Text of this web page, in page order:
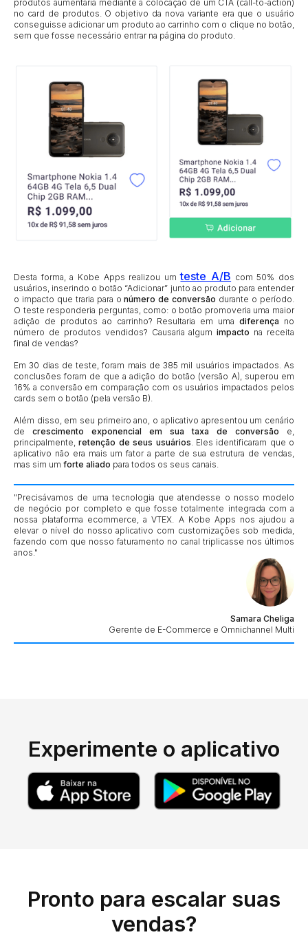
produtos aumentaria mediante a colocação de um CTA (call-to-action)
no card de produtos. O objetivo da nova variante era que o usuário
conseguisse adicionar um produto ao carrinho com o clique no botão,
sem que fosse necessário entrar na página do produto.
Desta forma, a Kobe Apps realizou umteste A/B com 50% dos
usuários, inserindo o botão “Adicionar” junto ao produto para entender
o impacto que traria para onúmero de conversão durante o período.
O teste responderia perguntas, como: o botão promoveria uma maior
adição de produtos ao carrinho? Resultaria em umadiferença no
número de produtos vendidos? Causaria algumimpacto na receita
final de vendas?
Em 30 dias de teste, foram mais de 385 mil usuários impactados. As
conclusões foram de que a adição do botão (versão A), superou em
16% a conversão em comparação com os usuários impactados pelos
cards sem o botão (pela versão B).
Além disso, em seu primeiro ano, o aplicativo apresentou um cenário
de crescimento exponencial em sua taxa de conversão e,
principalmente,retenção de seus usuários . Eles identificaram que o
aplicativo não era mais um fator a parte de sua estrutura de vendas,
mas sim um forte aliado para todos os seus canais.
"Precisávamos de uma tecnologia que atendesse o nosso modelo
de negócio por completo e que fosse totalmente integrada com a
nossa plataforma ecommerce, a VTEX. A Kobe Apps nos ajudou a
elevar o nível do nosso aplicativo com customizações sob medida,
fazendo com que nosso faturamento no canal triplicasse nos últimos
anos."
Samara Cheliga
Gerente de E-Commerce e Omnichannel Multi
Experimente o aplicativo
Pronto para escalar suas
vendas?